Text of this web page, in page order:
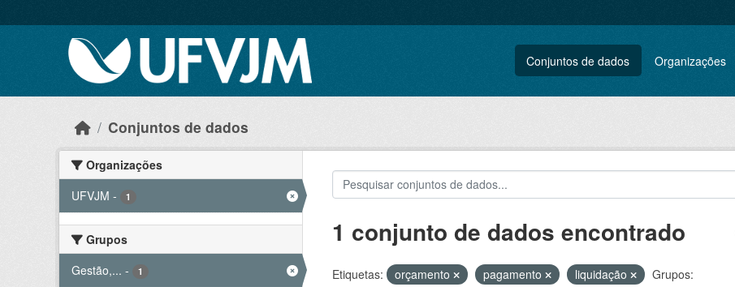
Conjuntos de dados Organizações
Conjuntos de dados
Organizações
UFVJM - 1
Grupos
Gestão,... - 1
1 conjunto de dados encontrado
Etiquetas: orçamento pagamento liquidação
Grupos: